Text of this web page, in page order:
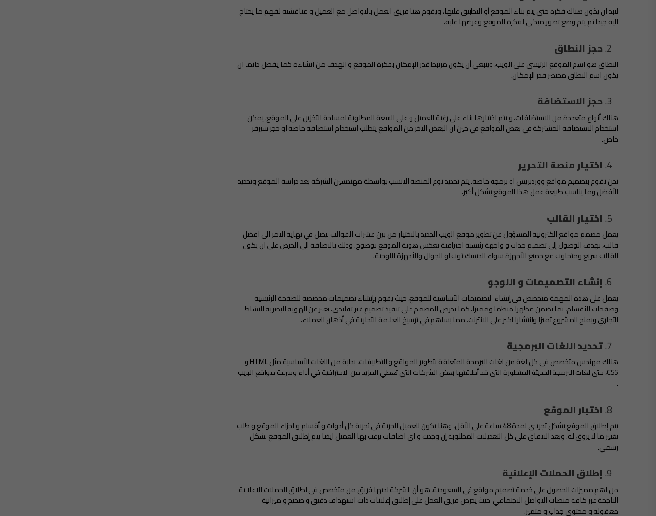
لابد ان يكون هناك فكرة حتى يتم بناء الموقع أو التطبيق عليها، ويقوم هنا فريق العمل بالتواصل مع العميل و مناقشته لفهم ما يحتاج
اليه جيدا ثم يتم وضع تصور مبدئى لفكرة الموقع وعرضها عليه.
حجز النطاق
النطاق هو اسم الموقع الرئيسي على الويب، وينبغي أن يكون مرتبط قدر الإمكان بفكرة الموقع و الهدف من انشاءة كما يفضل دائما ان
يكون اسم النطاق مختصر قدر الإمكان.
حجز الاستضافة
هناك أنواع متعددة من الاستضافات، و يتم اختيارها بناء على رغبة العميل و على السعة المطلوبة لمساحة التخزين على الموقع. يمكن
استخدام الاستضافة المشتركة في بعض المواقع في حين ان البعض الاخر من المواقع يتطلب استخدام استضافة خاصة او حجز سيرفر
خاص.
اختيار منصة التحرير
نحن نقوم بتصميم مواقع ووردبريس او برمجة خاصة. يتم تحديد نوع المنصة الانسب بواسطة مهندسين الشركة بعد دراسة الموقع وتحديد
الأفضل وما يناسب طبيعة عمل هذا الموقع بشكل أكبر.
اختيار القالب
يعمل مصمم مواقع الكترونية المسؤول عن تطوير موقع الويب الجديد بالاختيار من بين عشرات القوالب ليصل في نهاية الامر الى افضل
قالب، بهدف الوصول إلى تصميم جذاب و واجهة رئيسية احترافية تعكس هوية الموقع بوضوح. وذلك بالاضافة الى الحرص على ان يكون
القالب سريع ومتجاوب مع جميع الأجهزة سواء الديسك توب او الجوال والأجهزة اللوحية.
إنشاء التصميمات و اللوجو
يعمل على هذه المهمة متخصص فى إنشاء التصميمات الأساسية للموقع، حيث يقوم بإنشاء تصميمات مخصصة للصفحة الرئيسية
وصفحات الأقسام، بما يضمن مظهرا منظما ومميزا. كما يحرص المصمم علي تنفيذ تصميم غير تقليدي، يعبر عن الهوية البصرية للنشاط
التجاري ويمنح المشروع تميزا وانتشارا اكبر على الانترنت، مما يساهم في ترسيخ العلامة التجارية في أذهان العملاء.
تحديد اللغات البرمجية
هناك مهندس متخصص فى كل لغة من لغات البرمجة المتعلقة بتطوير المواقع و التطبيقات، بداية من اللغات الأساسية مثل HTML و
CSS، حتى لغات البرمجة الحديثة المتطورة التى قد أطلقتها بعض الشركات التي تعطي المزيد من الاحترافية في أداء وسرعة مواقع الويب
.
اختبار الموقع
يتم إطلاق الموقع بشكل تجريبي لمدة 48 ساعة على الأقل، وهنا يكون للعميل الحرية فى تجربة كل أدوات و أقسام و اجزاء الموقع و طلب
تغيير ما لا يروق له. وبعد الاتفاق على كل التعديلات المطلوبة إن وجدت و اى اضافات يرغب بها العميل ايضا يتم إطلاق الموقع بشكل
رسمي.
إطلاق الحملات الإعلانية
من اهم مميزات الحصول على خدمة تصميم مواقع في السعودية، هو أن الشركة لديها فريق من متخصص في اطلاق الحملات الاعلانية
الناجحة عبر كافة منصات التواصل الاجتماعي. حيث يحرص فريق العمل على إطلاق إعلانات ذات استهداف دقيق و صحيح و ميزانية
معقولة و محتوى جذاب و متميز.